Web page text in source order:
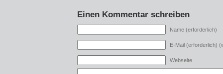
Einen Kommentar schreiben
Name (erforderlich)
E-Mail (erforderlich)
Webseite